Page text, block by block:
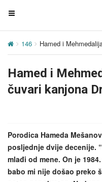
T
g
e
n
g
a
t
i
146 Hamed i
Hamed i
čuvari kanjona
Porodica Hameda
posljednje dvije decenije.
mlađi od mene. On je
babo mi nije došao preko